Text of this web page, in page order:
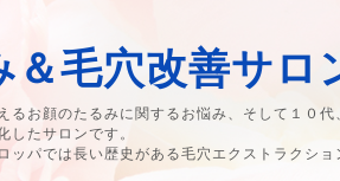
＆毛穴改善サ
るお顔のたるみに関するお悩み、そして１０代
したサロンです。
ッパでは長い歴史がある毛穴エクストラクシ